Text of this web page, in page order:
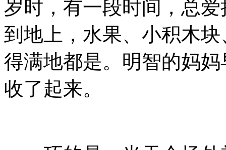
岁时，有一段时间，总
到地上，水果、小积木
得满地都是。明智的妈
收了起来。